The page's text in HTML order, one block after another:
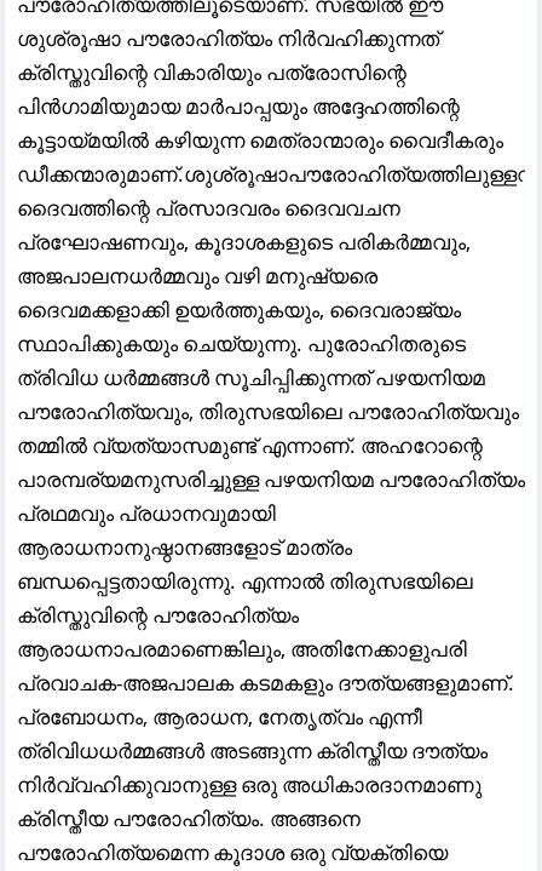
ശുശ്രൂഷാ പൗരോഹിത്യം നിർവഹിക്കുന്നത്
ക്രിസ്തുവിന്റെ വികാരിയും പത്രോസിന്റെ
പിൻഗാമിയുമായ മാർപാപ്പയും അദ്ദേഹത്തിന്റെ
കൂട്ടായ്മയിൽ കഴിയുന്ന മെത്രാന്മാരും വൈദീകരും
ദൈവത്തിന്റെ പ്രസാദവരം ദൈവവചന
പ്രഘോഷണവും, കൂദാശകളുടെ പരികർമ്മവും,
അജപാലനധർമ്മവും വഴി മനുഷ്യരെ
ദൈവമക്കളാക്കി ഉയർത്തുകയും, ദൈവരാജ്യം
സ്ഥാപിക്കുകയും ചെയ്യുന്നു. പുരോഹിതരുടെ
ത്രിവിധ ധർമ്മങ്ങൾ സൂചിപ്പിക്കുന്നത് പഴയനിയമ
പൗരോഹിത്യവും, തിരുസഭയിലെ പൗരോഹിത്യവും
തമ്മിൽ വ്യത്യാസമുണ്ട് എന്നാണ്. അഹറോന്റെ
പാരമ്പര്യമനുസരിച്ചുള്ള പഴയനിയമ പൗരോഹിത്യം
പ്രഥമവും പ്രധാനവുമായി
ആരാധനാനുഷ്ഠാനങ്ങളോട് മാത്രം
ബന്ധപ്പെട്ടതായിരുന്നു. എന്നാൽ തിരുസഭയിലെ
ക്രിസ്തുവിന്റെ പൗരോഹിത്യം
ആരാധനാപരമാണെങ്കിലും, അതിനേക്കാളുപരി
പ്രവാചക-അജപാലക കടമകളും ദൗത്യങ്ങളുമാണ്.
പ്രബോധനം, ആരാധന, നേതൃത്വം എന്നീ
ത്രിവിധധർമ്മങ്ങൾ അടങ്ങുന്ന ക്രിസ്തീയ ദൗത്യം
നിർവ്വഹിക്കുവാനുള്ള ഒരു അധികാരദാനമാണു
ക്രിസ്തീയ പൗരോഹിത്യം. അങ്ങനെ
പൗരോഹിത്യമെന്ന കൂദാശ ഒരു വ്യക്തിയെ